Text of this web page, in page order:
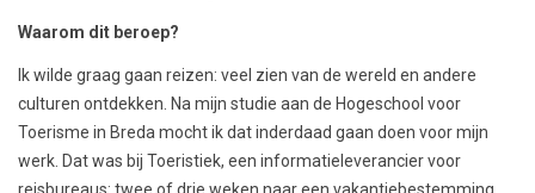
Waarom dit beroep?
Ik wilde graag gaan reizen: veel zien van de wereld en andere
culturen ontdekken. Na mijn studie aan de Hogeschool voor
Toerisme in Breda mocht ik dat inderdaad gaan doen voor mijn
werk. Dat was bij Toeristiek, een informatieleverancier voor